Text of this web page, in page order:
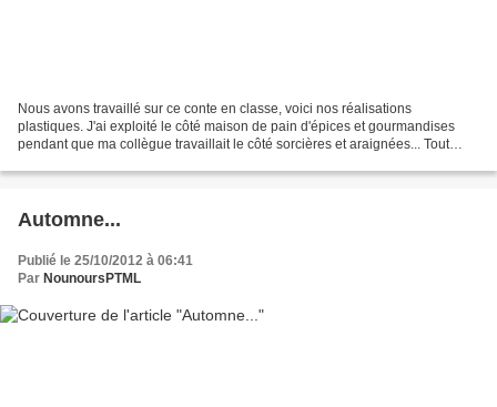
Nous avons travaillé sur ce conte en classe, voici nos réalisations
plastiques. J'ai exploité le côté maison de pain d'épices et gourmandises
pendant que ma collègue travaillait le côté sorcières et araignées... Tout
Automne...
Publié le 25/10/2012 à 06:41
Par NounoursPTML